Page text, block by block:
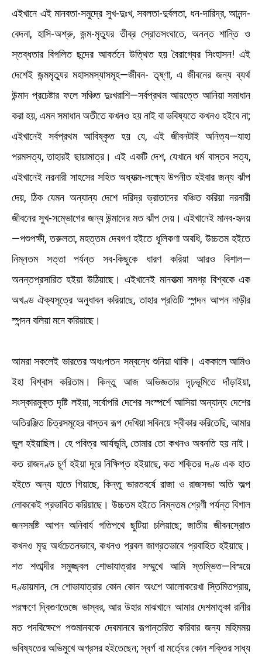
এইখানে এই মানবতা-সমুদ্রে সুখ-দুঃখ, সবলতা-দুর্বলতা, ধন-দারিদ্র, আনন্দ-
বেদনা, হাসি-অশ্রু, জন্ম-মৃত্যুর তীব্র স্রোতসংঘাতে, অনন্ত শান্তি ও
স্তব্ধতার বিগলিত ছন্দের আবর্তনে উত্থিত হয় বৈরাগ্যের সিংহাসন! এই
দেশেই জন্মমৃত্যুর মহাসমস্যাসমূহ—জীবন- তৃষ্ণা, এ জীবনের জন্য ব্যর্থ
উন্মাদ প্রচেষ্টার ফলে সঞ্চিত দুঃখরাশি—সর্বপ্রথম আয়ত্তে আনিয়া সমাধান
করা হয়, এমন সমাধান অতীতে কখনও হয় নাই বা ভবিষ্যতে কখনও হইবে না;
এইখানেই সর্বপ্রথম আবিষ্কৃত হয় যে, এই জীবনটাই অনিত্য—যাহা
পরমসত্য, তাহারই ছায়ামাত্র। এই একটি দেশ, যেখানে ধর্ম বাস্তব সত্য,
এইখানেই নরনারী সাহসের সহিত অধ্যাত্ম-লক্ষ্যে উপনীত হইবার জন্য ঝাঁপ
দেয়, ঠিক যেমন অন্যান্য দেশে দরিদ্র ভ্রাতাদের বঞ্চিত করিয়া নরনারী
জীবনের সুখ-সম্ভোগের জন্য উন্মাদের মত ঝাঁপ দেয়। এইখানেই মানব-হৃদয়
—পশুপক্ষী, তরুলতা, মহত্তম দেবগণ হইতে ধূলিকণা অবধি, উচ্চতম হইতে
নিম্নতম সত্তা পর্যন্ত সব-কিছুকে ধারণ করিয়া আরও বিশাল—
অনন্তপ্রসারিত হইয়া উঠিয়াছে। এইখানেই মানবাত্মা সমগ্র বিশ্বকে এক
অখণ্ড ঐক্যসূত্রে অনুধাবন করিয়াছে, তাহার প্রতিটি স্পন্দন আপন নাড়ীর
স্পন্দন বলিয়া মনে করিয়াছে।
আমরা সকলেই ভারতের অধঃপতন সম্বন্ধে শুনিয়া থাকি। এককালে আমিও
ইহা বিশ্বাস করিতাম। কিন্তু আজ অভিজ্ঞতার দৃঢ়ভূমিতে দাঁড়াইয়া,
সংস্কারমুক্ত দৃষ্টি লইয়া, সর্বোপরি দেশের সংস্পর্শে আসিয়া অন্যান্য দেশের
অতিরঞ্জিত চিত্রসমূহের বাস্তব রূপ দেখিয়া সবিনয়ে স্বীকার করিতেছি, আমার
ভুল হইয়াছিল। হে পবিত্র আর্যভূমি, তোমার তো কখনও অবনতি হয় নাই।
কত রাজদণ্ড চূর্ণ হইয়া দূরে নিক্ষিপ্ত হইয়াছে, কত শক্তির দণ্ড এক হাত
হইতে অন্য হাতে গিয়াছে, কিন্তু ভারতবর্ষে রাজা ও রাজসভা অতি অল্প
লোককেই প্রভাবিত করিয়াছে। উচ্চতম হইতে নিম্নতম শ্রেণী পর্যন্ত বিশাল
জনসমষ্টি আপন অনিবার্য গতিপথে ছুটিয়া চলিয়াছে; জাতীয় জীবনস্রোত
কখনও মৃদু অর্ধচেতনভাবে, কখনও প্রবল জাগ্রতভাবে প্রবাহিত হইয়াছে।
শত শতাব্দীর সমুজ্জ্বল শোভাযাত্রার সম্মুখে আমি স্তম্ভিত—বিস্ময়ে
দণ্ডায়মান, সে শোভাযাত্রার কোন কোন অংশে আলোকরেখা স্তিমিতপ্রায়,
পরক্ষণে দ্বিগুণতেজে ভাস্বর, আর উহার মাঝখানে আমার দেশমাতৃকা রানীর
মত পদবিক্ষেপে পশুমানবকে দেবমানবে রূপান্তরিত করিবার জন্য মহিমময়
ভবিষ্যতের অভিমুখে অগ্রসর হইতেছেন; স্বর্গ বা মর্ত্যের কোন শক্তির সাধ্য